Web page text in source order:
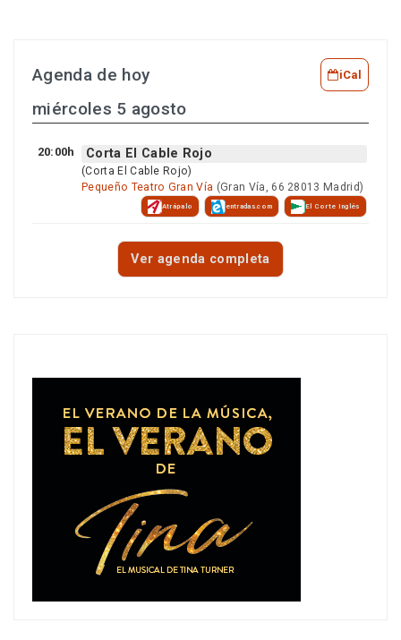
Agenda de hoy iCal
miércoles 5 agosto
20:00h Corta El Cable Rojo
(Corta El Cable Rojo)
Pequeño Teatro Gran Vía (Gran Vía, 66 28013 Madrid)
Atrápalo entradas.com El Corte Inglés
Ver agenda completa